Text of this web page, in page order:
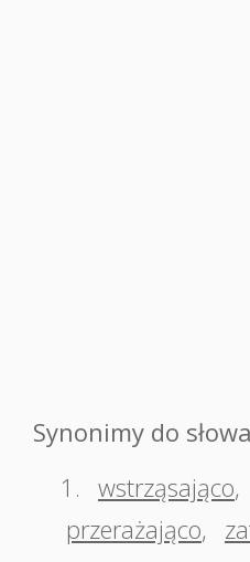
Synonimy do
1. wstrząsająco,
przerażająco,